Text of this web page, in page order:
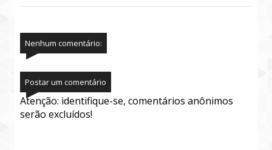
Nenhum comentário:
Postar um comentário
Atenção: identifique-se, comentários anônimos
serão excluídos!